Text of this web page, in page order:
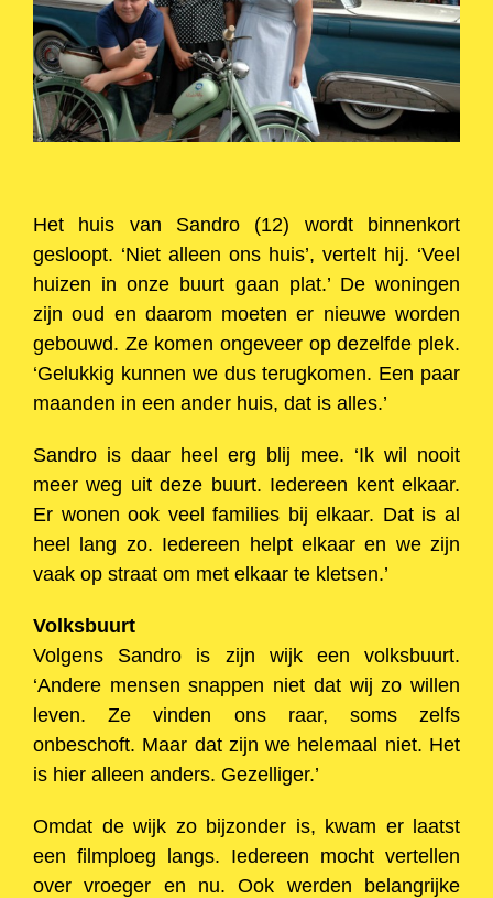
Het huis van Sandro (12) wordt binnenkort
gesloopt. ‘Niet alleen ons huis’, vertelt hij. ‘Veel
huizen in onze buurt gaan plat.’ De woningen
zijn oud en daarom moeten er nieuwe worden
gebouwd. Ze komen ongeveer op dezelfde plek.
‘Gelukkig kunnen we dus terugkomen. Een paar
maanden in een ander huis, dat is alles.’
Sandro is daar heel erg blij mee. ‘Ik wil nooit
meer weg uit deze buurt. Iedereen kent elkaar.
Er wonen ook veel families bij elkaar. Dat is al
heel lang zo. Iedereen helpt elkaar en we zijn
vaak op straat om met elkaar te kletsen.’
Volksbuurt
Volgens Sandro is zijn wijk een volksbuurt.
‘Andere mensen snappen niet dat wij zo willen
leven. Ze vinden ons raar, soms zelfs
onbeschoft. Maar dat zijn we helemaal niet. Het
is hier alleen anders. Gezelliger.’
Omdat de wijk zo bijzonder is, kwam er laatst
een filmploeg langs. Iedereen mocht vertellen
over vroeger en nu. Ook werden belangrijke